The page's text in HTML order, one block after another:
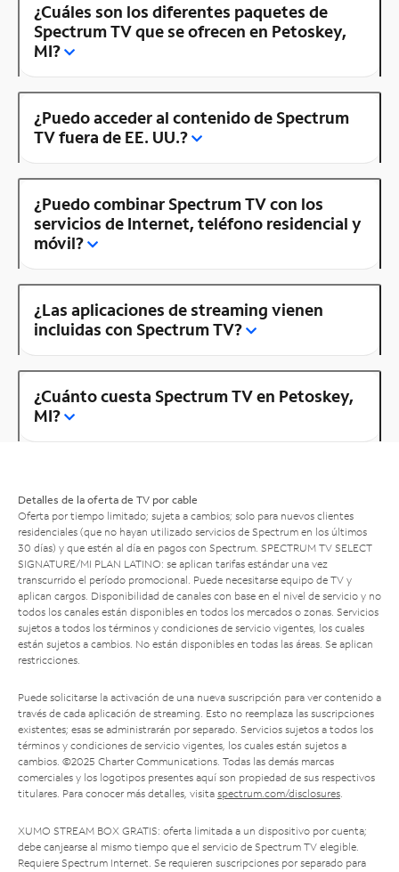
¿Cuáles son los diferentes paquetes de
Spectrum TV que se ofrecen en Petoskey,
MI?
¿Puedo acceder al contenido de Spectrum
TV fuera de EE. UU.?
¿Puedo combinar Spectrum TV con los
servicios de Internet, teléfono residencial y
móvil?
¿Las aplicaciones de streaming vienen
incluidas con Spectrum TV?
¿Cuánto cuesta Spectrum TV en Petoskey,
MI?
Detalles de la oferta de TV por cable
Oferta por tiempo limitado; sujeta a cambios; solo para nuevos clientes
residenciales (que no hayan utilizado servicios de Spectrum en los últimos
30 días) y que estén al día en pagos con Spectrum. SPECTRUM TV SELECT
SIGNATURE/MI PLAN LATINO: se aplican tarifas estándar una vez
transcurrido el período promocional. Puede necesitarse equipo de TV y
aplican cargos. Disponibilidad de canales con base en el nivel de servicio y no
todos los canales están disponibles en todos los mercados o zonas. Servicios
sujetos a todos los términos y condiciones de servicio vigentes, los cuales
están sujetos a cambios. No están disponibles en todas las áreas. Se aplican
restricciones.
Puede solicitarse la activación de una nueva suscripción para ver contenido a
través de cada aplicación de streaming. Esto no reemplaza las suscripciones
existentes; esas se administrarán por separado. Servicios sujetos a todos los
términos y condiciones de servicio vigentes, los cuales están sujetos a
cambios. ©2025 Charter Communications. Todas las demás marcas
comerciales y los logotipos presentes aquí son propiedad de sus respectivos
titulares. Para conocer más detalles, visita spectrum.com/disclosures.
XUMO STREAM BOX GRATIS: oferta limitada a un dispositivo por cuenta;
debe canjearse al mismo tiempo que el servicio de Spectrum TV elegible.
Requiere Spectrum Internet. Se requieren suscripciones por separado para